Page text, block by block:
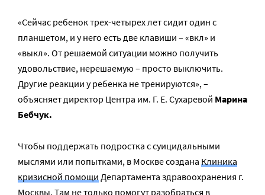
«Сейчас ребенок трех-четырех лет сидит один с
планшетом, и у него есть две клавиши – «вкл» и
«выкл». От решаемой ситуации можно получить
удовольствие, нерешаемую – просто выключить.
Другие реакции у ребенка не тренируются», –
объясняет директор Центра им. Г. Е. Сухаревой Марина
Бебчук.
Чтобы поддержать подростка с суицидальными
мыслями или попытками, в Москве создана Клиника
кризисной помощиДепартамента здравоохранения г.
Москвы. Там не только помогут разобраться в